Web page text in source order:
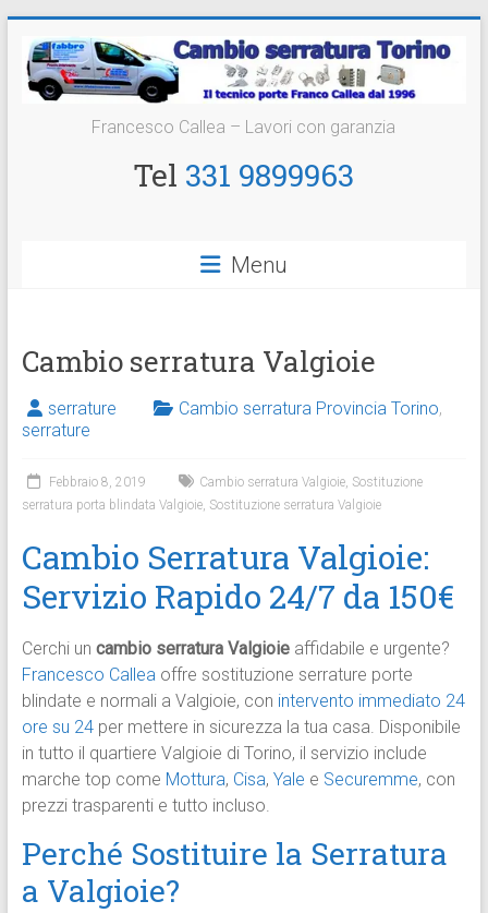
contenuto
Cambio
Serratura
Francesco Callea – Lavori con garanzia
Tel 331 9899963
Menu
Cambio serratura Valgioie
serrature Cambio serratura Provincia Torino,
serrature
Febbraio 8, 2019 Cambio serratura Valgioie, Sostituzione
serratura porta blindata Valgioie, Sostituzione serratura Valgioie
Cambio Serratura Valgioie:
Servizio Rapido 24/7 da 150€
Cerchi un cambio serratura Valgioieaffidabile e urgente?
Francesco Calleaoffre sostituzione serrature porte
blindate e normali a Valgioie, con intervento immediato 24
ore su 24per mettere in sicurezza la tua casa. Disponibile
in tutto il quartiere Valgioie di Torino, il servizio include
marche top come Mottura, Cisa, Yale e Securemme, con
prezzi trasparenti e tutto incluso.​
Perché Sostituire la Serratura
a Valgioie?